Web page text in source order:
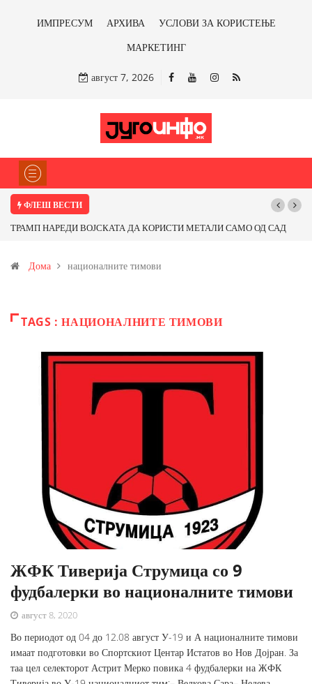
ИМПРЕСУМ АРХИВА
УСЛОВИ ЗА КОРИСТЕЊЕ
МАРКЕТИНГ
август 7, 2026
ФЛЕШ ВЕСТИ
ТРАМП НАРЕДИ ВОЈСКАТА ДА КОРИСТИ МЕТАЛИ САМО ОД САД
Иловица и со антимонот?
Дома националните тимови
TAGS : НАЦИОНАЛНИТЕ ТИМОВИ
ЖФК Тиверија Струмица со 9
фудбалерки во националните тимови
август 8, 2020
Во периодот од 04 до 12.08 август У-19 и А националните тимови
имаат подготовки во Спортскиот Центар Истатов во Нов Дојран. За
таа цел селекторот Астрит Мерко повика 4 фудбалерки на ЖФК